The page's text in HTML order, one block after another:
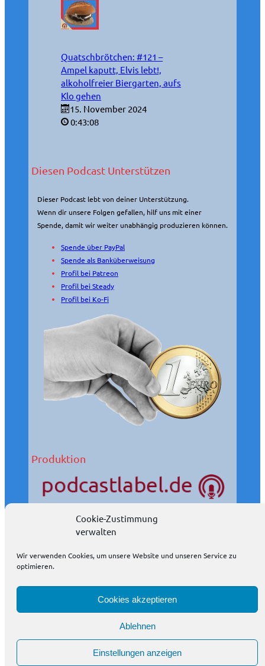
Cookie-Zustimmung
verwalten
Wir verwenden Cookies, um unsere Website und unseren Service zu
optimieren.
Cookies akzeptieren
Ablehnen
Einstellungen anzeigen
Quatschbrötchen: #121 –
Ampel kaputt, Elvis lebt!,
alkoholfreier Biergarten, aufs
Klo gehen
15. November 2024
0:43:08
Diesen Podcast Unterstützen
Dieser Podcast lebt von deiner Unterstützung.
Wenn dir unsere Folgen gefallen, hilf uns mit einer
Spende, damit wir weiter unabhängig produzieren können.
Spende über PayPal
Spende als Banküberweisung
Profil bei Patreon
Profil bei Steady
Profil bei Ko-Fi
Produktion
Wir produzieren Podcasts auch in Ihrem Auftrag.
Impressum / Datenschutzerklärung